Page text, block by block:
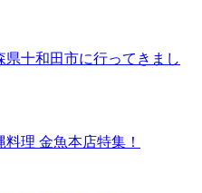
県十和田市に行ってきまし
理 金魚本店特集！